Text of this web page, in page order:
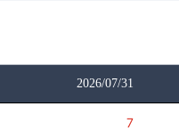
2026/07/31
7